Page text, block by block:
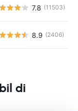
7.8 (11503)
8.9 (2406)
di